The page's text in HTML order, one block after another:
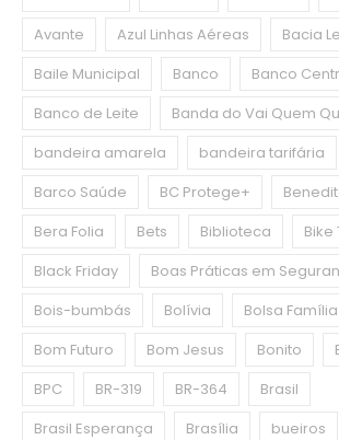
Avante
Azul Linhas Aéreas
Bacia
Baile Municipal
Banco
Banco
Banco de Leite
Banda do Vai Quem
bandeira amarela
bandeira tarifária
Barco Saúde
BC Protege+
Bera Folia
Bets Biblioteca
Bike
Black Friday
Boas Práticas em
Bois-bumbás
Bolívia
Bolsa Família
Bom Futuro
Bom Jesus Bonito
BPC
BR-319 BR-364
Brasil
Brasil Esperança
Brasília bueiros